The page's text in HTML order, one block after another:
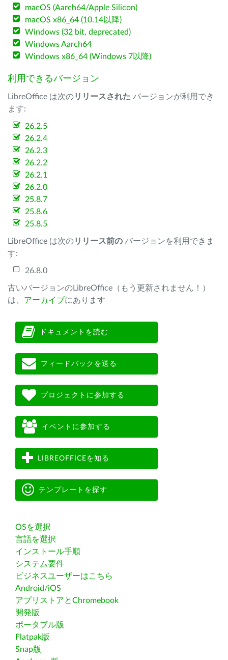
macOS (Aarch64/Apple Silicon)
macOS x86_64 (10.14以降)
Windows (32 bit, deprecated)
Windows Aarch64
Windows x86_64 (Windows 7以降)
利用できるバージョン
LibreOffice は次のリリースされた バージョンが利用でき
ます:
26.2.5
26.2.4
26.2.3
26.2.2
26.2.1
26.2.0
25.8.7
25.8.6
25.8.5
LibreOffice は次のリリース前の バージョンを利用できま
す:
26.8.0
古いバージョンのLibreOffice（もう更新されません！）
は、 アーカイブにあります
ドキュメントを読む
フィードバックを送る
プロジェクトに参加する
イベントに参加する
LIBREOFFICEを知る
テンプレートを探す
OSを選択
言語を選択
インストール手順
システム要件
ビジネスユーザーはこちら
Android/iOS
アプリストアとChromebook
開発版
ポータブル版
Flatpak版
Snap版